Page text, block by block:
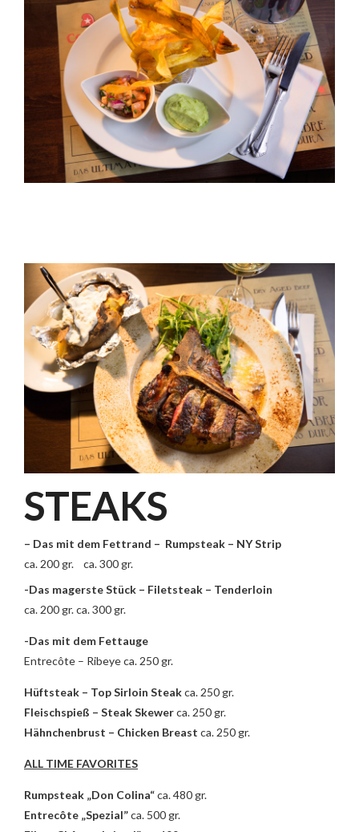
STEAKS
– Das mit dem Fettrand – Rumpsteak – NY Strip
ca. 200 gr. ca. 300 gr.
-Das magerste Stück – Filetsteak – Tenderloin
ca. 200 gr. ca. 300 gr.
-Das mit dem Fettauge
Entrecôte – Ribeye ca. 250 gr.
Hüftsteak – Top Sirloin Steakca. 250 gr.
Fleischspieß – Steak Skewerca. 250 gr.
Hähnchenbrust – Chicken Breast ca. 250 gr.
ALL TIME FAVORITES
Rumpsteak „Don Colina“ca. 480 gr.
Entrecôte „Spezial”ca. 500 gr.